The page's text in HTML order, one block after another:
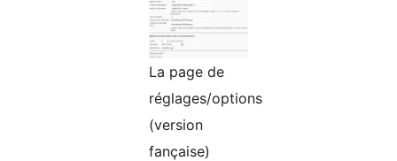
La page de
réglages/options
(version
fançaise)